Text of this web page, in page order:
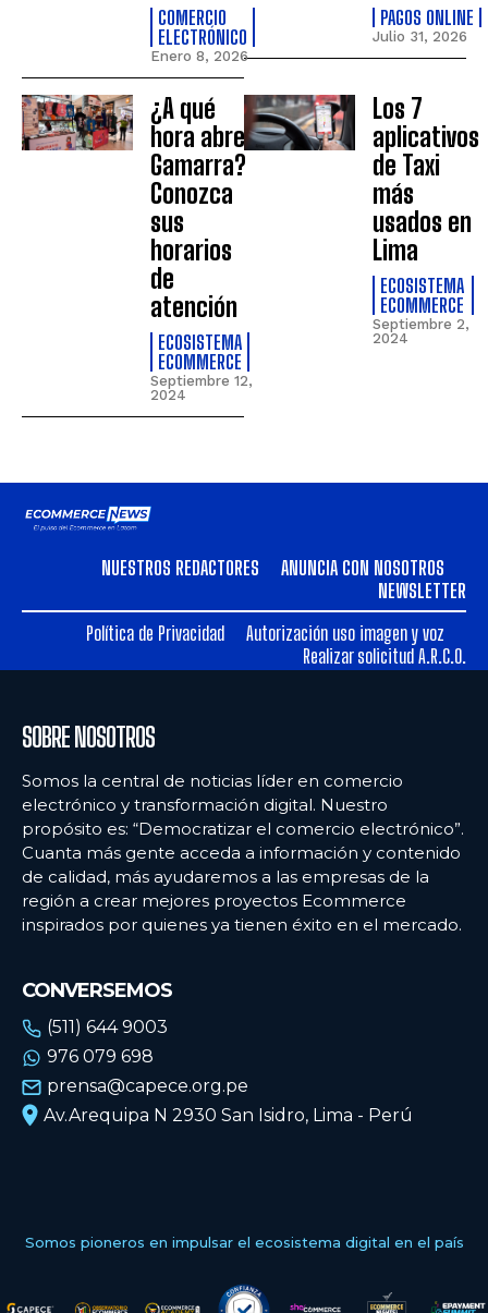
COMERCIO
ELECTRÓNICO
Enero 8, 2026
PAGOS ONLINE
Julio 31, 2026
¿A qué
hora abre
Gamarra?
Conozca
sus
horarios
de
atención
ECOSISTEMA
ECOMMERCE
Septiembre 12,
2024
Los 7
aplicativos
de Taxi
más
usados en
Lima
ECOSISTEMA
ECOMMERCE
Septiembre 2,
2024
NUESTROS REDACTORES
ANUNCIA CON NOSOTROS
NEWSLETTER
Política de Privacidad
Autorización uso imagen y voz
Realizar solicitud A.R.C.O.
SOBRE NOSOTROS
Somos la central de noticias líder en comercio
electrónico y transformación digital. Nuestro
propósito es: “Democratizar el comercio electrónico”.
Cuanta más gente acceda a información y contenido
de calidad, más ayudaremos a las empresas de la
región a crear mejores proyectos Ecommerce
inspirados por quienes ya tienen éxito en el mercado.
CONVERSEMOS
(511) 644 9003
976 079 698
prensa@capece.org.pe
Av.Arequipa N 2930 San Isidro, Lima - Perú
Somos pioneros en impulsar el ecosistema digital en el país